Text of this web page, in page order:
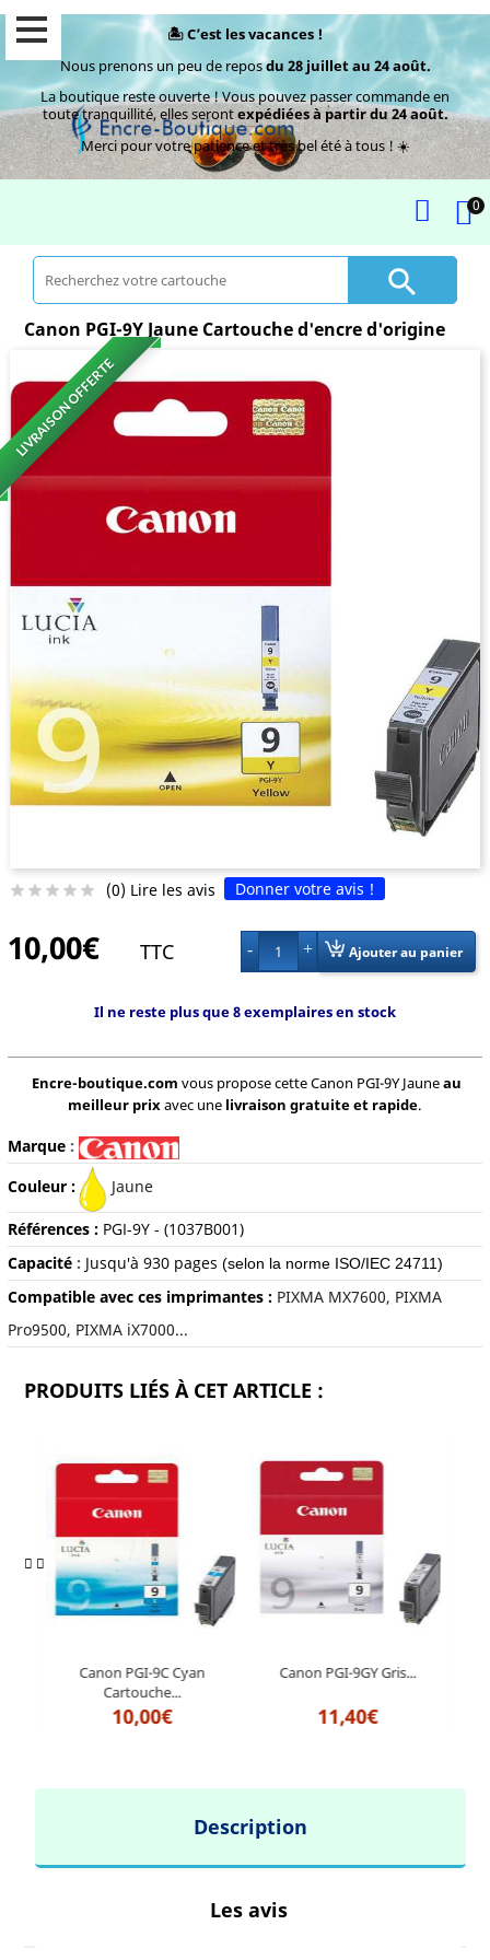
🏝️ C’est les vacances !
Nous prenons un peu de reposdu 28 juillet au 24 août.
La boutique reste ouverte ! Vous pouvez passer commande en
toute tranquillité, elles serontexpédiées à partir du 24 août.
Merci pour votre patience et très bel été à tous ! ☀️
0

Canon PGI-9Y Jaune Cartouche d'encre d'origine
LIVRAISON OFFERTE
     (0) Lire les avis Donner votre avis !
10,00€ TTC 1 Ajouter au panier
Il ne reste plus que 8 exemplaires en stock
Encre-boutique.com vous propose cette Canon PGI-9Y Jauneau
meilleur prixavec une livraison gratuite et rapide.
Marque:
Couleur :
Jaune
Références : PGI-9Y - (1037B001)
Capacité: Jusqu'à 930 pages (selon la norme ISO/IEC 24711)
Compatible avec ces imprimantes : PIXMA MX7600, PIXMA
Pro9500, PIXMA iX7000...
PRODUITS LIÉS À CET ARTICLE :
Canon PGI-9C Cyan
Cartouche...
10,00€
Canon PGI-9GY Gris...
11,40€
Description
Les avis